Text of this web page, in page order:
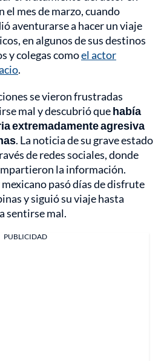
el mes de marzo, cuando
aventurarse a hacer un viaje
en algunos de sus destinos
y colegas comoel actor
.
se vieron frustradas
mal y descubrió quehabía
extremadamente agresiva
. La noticia de su grave estado
de redes sociales, donde
la información.
mexicano pasó días de disfrute
y siguió su viaje hasta
sentirse mal.
PUBLICIDAD